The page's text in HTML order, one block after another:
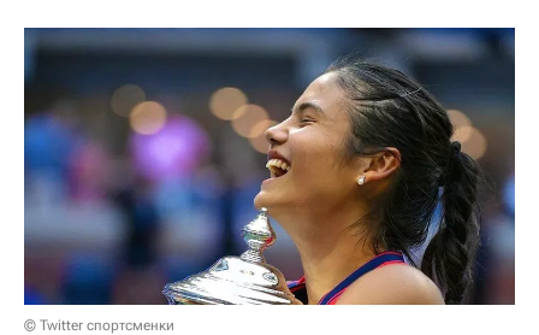
© Twitter спортсменки